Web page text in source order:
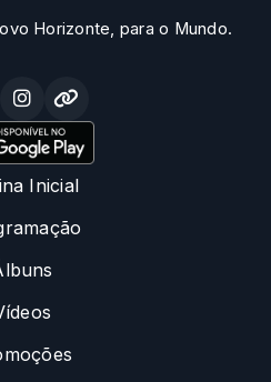
Horizonte, para o Mundo.
Inicial